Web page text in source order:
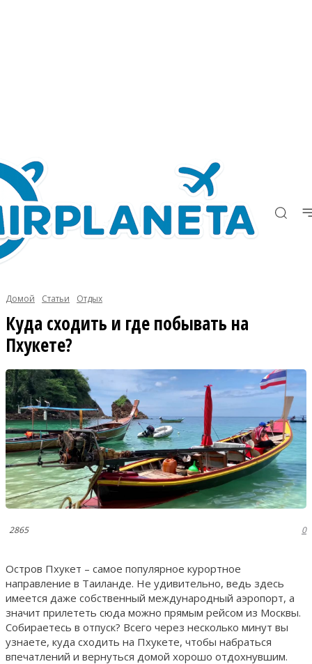
Домой Статьи Отдых
Куда сходить и где побывать на
Пхукете?
2865 0
Остров Пхукет – самое популярное курортное
направление в Таиланде. Не удивительно, ведь здесь
имеется даже собственный международный аэропорт, а
значит прилететь сюда можно прямым рейсом из Москвы.
Собираетесь в отпуск? Всего через несколько минут вы
узнаете, куда сходить на Пхукете, чтобы набраться
впечатлений и вернуться домой хорошо отдохнувшим.